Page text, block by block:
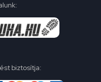
biztosítja: